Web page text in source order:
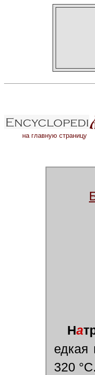
на главную страницу
На
едкая
320 °С.